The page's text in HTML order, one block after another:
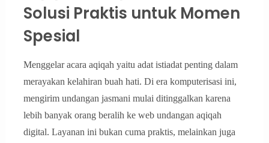
Solusi Praktis untuk Momen
Spesial
Menggelar acara aqiqah yaitu adat istiadat penting dalam
merayakan kelahiran buah hati. Di era komputerisasi ini,
mengirim undangan jasmani mulai ditinggalkan karena
lebih banyak orang beralih ke web undangan aqiqah
digital. Layanan ini bukan cuma praktis, melainkan juga